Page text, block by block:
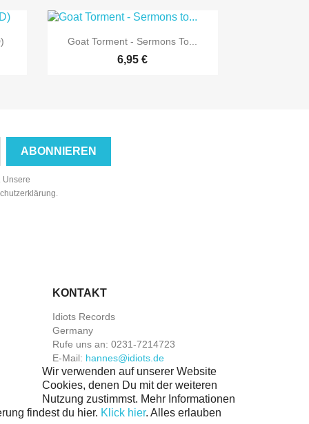
 Vorschau
Goat Torment - Sermons To...
6,95 €
Unsere
KONTAKT
Idiots Records
Germany
Rufe uns an: 0231-7214723
E-Mail: hannes@idiots.de
Wir verwenden auf unserer Website
Cookies, denen Du mit der weiteren
Nutzung zustimmst. Mehr Informationen
findest du hier. Klick hier. Alles erlauben